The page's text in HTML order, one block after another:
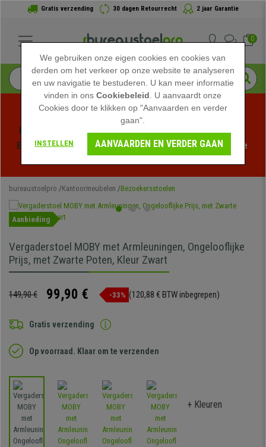
Gratis verzending 30 dagen Retourrecht 2 jaar Garantie
0
Profiteer van de Zomeruitverkoop bij bureaustoelpro!
Exclusieve kortingen voor een beperkte tijd - Bekijk de
bureaustoelpro Kantoormeubelen Bezoekersstoelen
Aanbieding
Vergaderstoel MOBY met Armleuningen, Ongelooflijke
Prijs, met Zwarte Poten, Kleur Zwart
149,90 € 99,90 € -33% (120,88 € BTW inbegrepen)
Gratis verzending
Op voorraad. Klaar om te verzenden
+ Kleuren
We gebruiken onze eigen cookies en cookies van
derden om het verkeer op onze website te analyseren
en uw navigatie te bestuderen. U kan meer informatie
vinden in onsCookiebeleid . U aanvaardt onze
Cookies door te klikken op "Aanvaarden en verder
gaan".
INSTELLEN AANVAARDEN EN VERDER GAAN